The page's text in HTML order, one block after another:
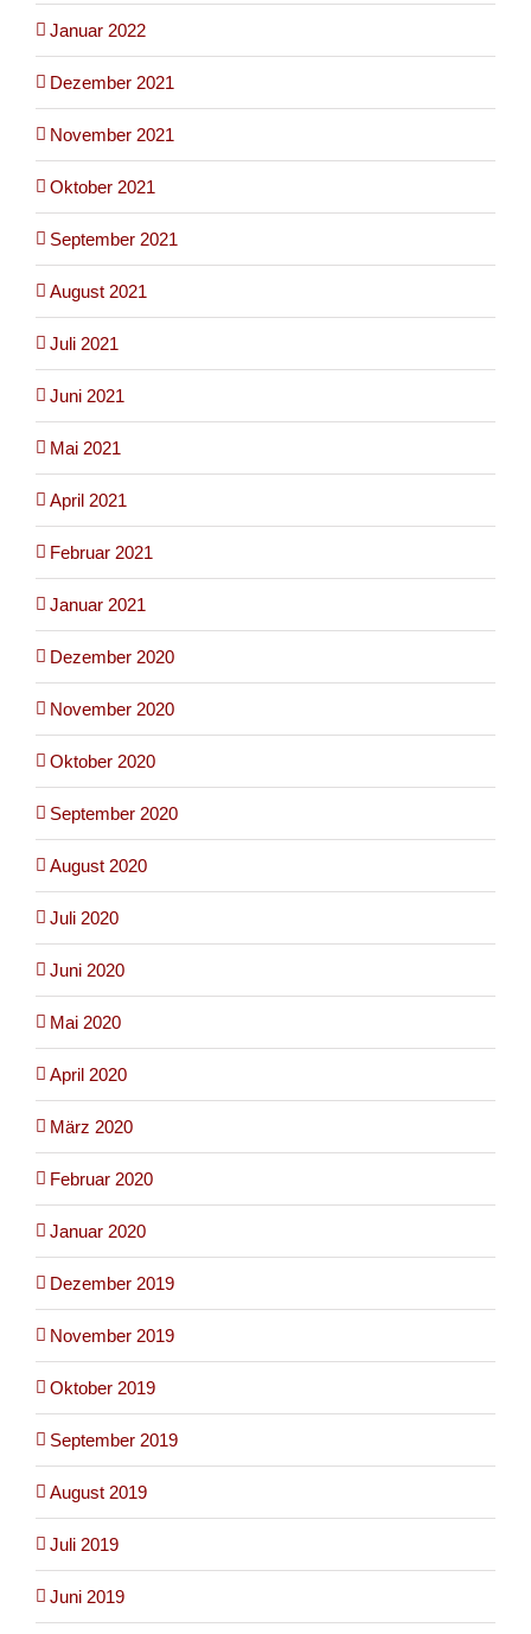
Januar 2022
Dezember 2021
November 2021
Oktober 2021
September 2021
August 2021
Juli 2021
Juni 2021
Mai 2021
April 2021
Februar 2021
Januar 2021
Dezember 2020
November 2020
Oktober 2020
September 2020
August 2020
Juli 2020
Juni 2020
Mai 2020
April 2020
März 2020
Februar 2020
Januar 2020
Dezember 2019
November 2019
Oktober 2019
September 2019
August 2019
Juli 2019
Juni 2019